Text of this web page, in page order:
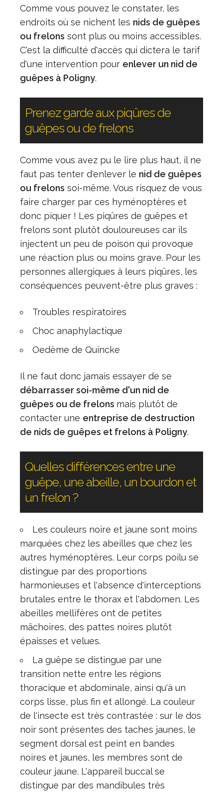
Comme vous pouvez le constater, les
endroits où se nichent les nids de guêpes
ou frelons sont plus ou moins accessibles.
C'est la difficulté d'accès qui dictera le tarif
d'une intervention pour enlever un nid de
guêpes à Poligny.
Prenez garde aux piqûres de
guêpes ou de frelons
Comme vous avez pu le lire plus haut, il ne
faut pas tenter d'enlever le nid de guêpes
ou frelons soi-même. Vous risquez de vous
faire charger par ces hyménoptères et
donc piquer ! Les piqûres de guêpes et
frelons sont plutôt douloureuses car ils
injectent un peu de poison qui provoque
une réaction plus ou moins grave. Pour les
personnes allergiques à leurs piqûres, les
conséquences peuvent-être plus graves :
Troubles respiratoires
Choc anaphylactique
Oedème de Quincke
Il ne faut donc jamais essayer de se
débarrasser soi-même d'un nid de
guêpes ou de frelons mais plutôt de
contacter une entreprise de destruction
de nids de guêpes et frelons à Poligny.
Quelles différences entre une
guêpe, une abeille, un bourdon et
un frelon ?
Les couleurs noire et jaune sont moins
marquées chez les abeilles que chez les
autres hyménoptères. Leur corps poilu se
distingue par des proportions
harmonieuses et l'absence d'interceptions
brutales entre le thorax et l'abdomen. Les
abeilles mellifères ont de petites
mâchoires, des pattes noires plutôt
épaisses et velues.
La guêpe se distingue par une
transition nette entre les régions
thoracique et abdominale, ainsi qu'à un
corps lisse, plus fin et allongé. La couleur
de l'insecte est très contrastée : sur le dos
noir sont présentes des taches jaunes, le
segment dorsal est peint en bandes
noires et jaunes, les membres sont de
couleur jaune. L'appareil buccal se
distingue par des mandibules très